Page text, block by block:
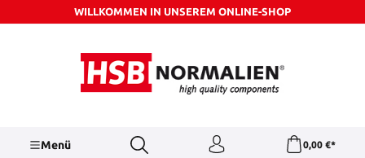
Zum Hauptinhalt springenWILLKOMMEN IN UNSEREM ONLINE-SHOP
Menü 0,00 €*